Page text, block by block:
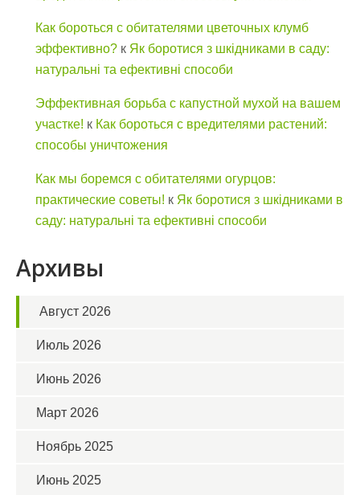
Как бороться с обитателями цветочных клумб
эффективно? к Як боротися з шкідниками в саду:
натуральні та ефективні способи
Эффективная борьба с капустной мухой на вашем
участке! к Как бороться с вредителями растений:
способы уничтожения
Как мы боремся с обитателями огурцов:
практические советы! к Як боротися з шкідниками в
саду: натуральні та ефективні способи
Архивы
Август 2026
Июль 2026
Июнь 2026
Март 2026
Ноябрь 2025
Июнь 2025